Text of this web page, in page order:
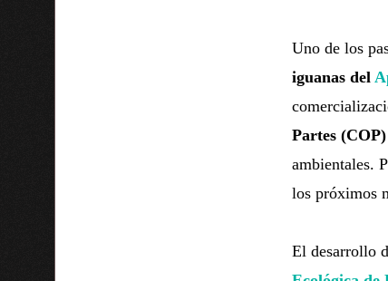
Uno de los
iguanas del
Partes
ambientales.
los próximos
El desarrollo